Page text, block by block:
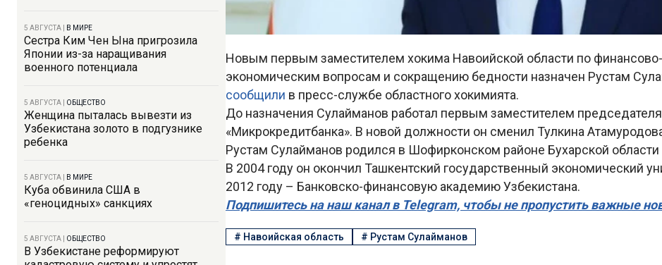
5 АВГУСТА В МИРЕ
Сестра Ким Чен Ына пригрозила
Японии из-за наращивания
военного потенциала
5 АВГУСТА ОБЩЕСТВО
Женщина пыталась вывезти из
Узбекистана золото в подгузнике
ребенка
5 АВГУСТА В МИРЕ
Куба обвинила США в
«геноцидных» санкциях
5 АВГУСТА ОБЩЕСТВО
В Узбекистане реформируют
Новым первым заместителем хокима Навоийской области по финансово-
экономическим вопросам и сокращению бедности назначен Рустам
сообщили в пресс-службе областного хокимията.
До назначения Сулайманов работал первым заместителем
«Микрокредитбанка». В новой должности он сменил Тулкина
Рустам Сулайманов родился в Шофирконском районе Бухарской области
В 2004 году он окончил Ташкентский государственный экономический
2012 году – Банковско-финансовую академию Узбекистана.
Подпишитесь на наш канал в Telegram, чтобы не пропустить важные
# Навоийская область # Рустам Сулайманов